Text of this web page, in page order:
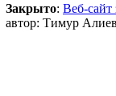
Закрыто: Веб-сайт
автор: Тимур